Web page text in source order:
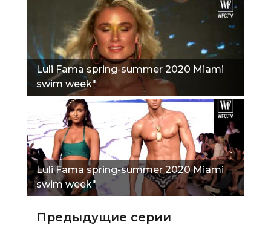
Luli Fama spring-summer 2020 Miami
swim week"
Luli Fama spring-summer 2020 Miami
swim week"
Предыдущие серии